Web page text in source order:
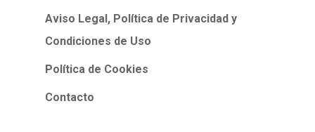
Aviso Legal, Política de Privacidad y
Condiciones de Uso
Política de Cookies
Contacto